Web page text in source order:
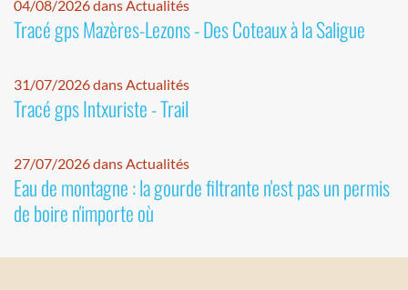
04/08/2026 dans Actualités
Tracé gps Mazères-Lezons - Des Coteaux à la Saligue
31/07/2026 dans Actualités
Tracé gps Intxuriste - Trail
27/07/2026 dans Actualités
Eau de montagne : la gourde filtrante n'est pas un permis
de boire n'importe où